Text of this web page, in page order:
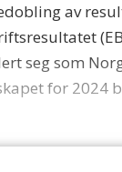
av
seg som
for 2024